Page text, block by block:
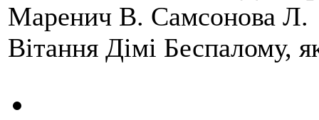
Маренич В. Самсонова Л.
Вітання Дімі Беспалому,